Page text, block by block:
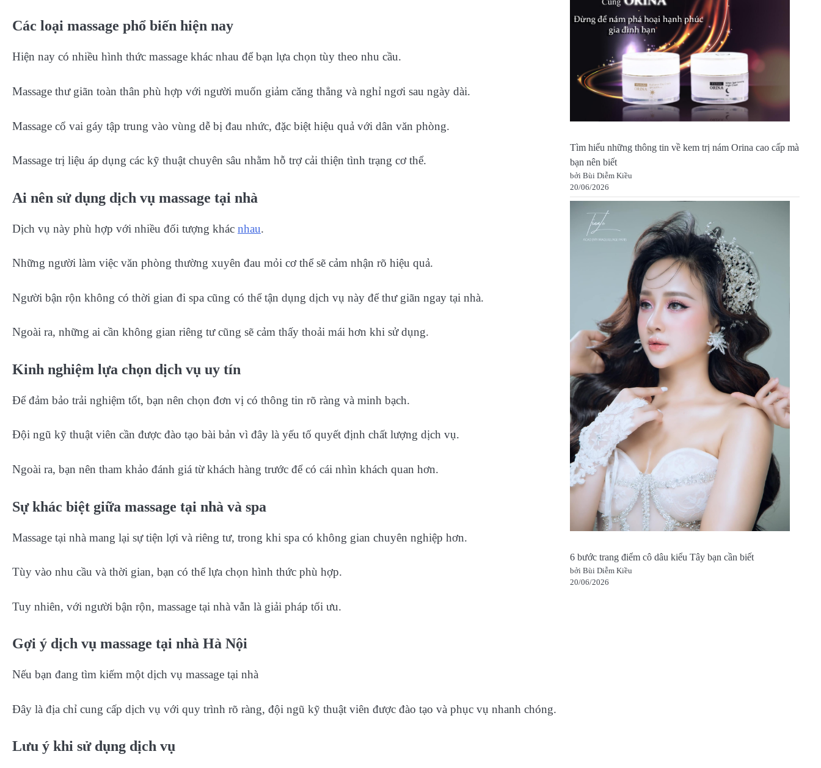
Các loại massage phổ biến hiện nay
Hiện nay có nhiều hình thức massage khác nhau để bạn lựa chọn tùy theo nhu cầu.
Massage thư giãn toàn thân phù hợp với người muốn giảm căng thẳng và nghỉ ngơi sau ngày dài.
Massage cổ vai gáy tập trung vào vùng dễ bị đau nhức, đặc biệt hiệu quả với dân văn phòng.
Massage trị liệu áp dụng các kỹ thuật chuyên sâu nhằm hỗ trợ cải thiện tình trạng cơ thể.
Ai nên sử dụng dịch vụ massage tại nhà
Dịch vụ này phù hợp với nhiều đối tượng khác nhau.
Những người làm việc văn phòng thường xuyên đau mỏi cơ thể sẽ cảm nhận rõ hiệu quả.
Người bận rộn không có thời gian đi spa cũng có thể tận dụng dịch vụ này để thư giãn ngay tại nhà.
Ngoài ra, những ai cần không gian riêng tư cũng sẽ cảm thấy thoải mái hơn khi sử dụng.
Kinh nghiệm lựa chọn dịch vụ uy tín
Để đảm bảo trải nghiệm tốt, bạn nên chọn đơn vị có thông tin rõ ràng và minh bạch.
Đội ngũ kỹ thuật viên cần được đào tạo bài bản vì đây là yếu tố quyết định chất lượng dịch vụ.
Ngoài ra, bạn nên tham khảo đánh giá từ khách hàng trước để có cái nhìn khách quan hơn.
Sự khác biệt giữa massage tại nhà và spa
Massage tại nhà mang lại sự tiện lợi và riêng tư, trong khi spa có không gian chuyên nghiệp hơn.
Tùy vào nhu cầu và thời gian, bạn có thể lựa chọn hình thức phù hợp.
Tuy nhiên, với người bận rộn, massage tại nhà vẫn là giải pháp tối ưu.
Gợi ý dịch vụ massage tại nhà Hà Nội
Nếu bạn đang tìm kiếm một dịch vụ massage tại nhà
Đây là địa chỉ cung cấp dịch vụ với quy trình rõ ràng, đội ngũ kỹ thuật viên được đào tạo và phục vụ nhanh chóng.
Lưu ý khi sử dụng dịch vụ
Tìm hiểu những thông tin về kem trị nám Orina cao cấp mà
bạn nên biết
bởi Bùi Diễm Kiều
20/06/2026
6 bước trang điểm cô dâu kiểu Tây bạn cần biết
bởi Bùi Diễm Kiều
20/06/2026